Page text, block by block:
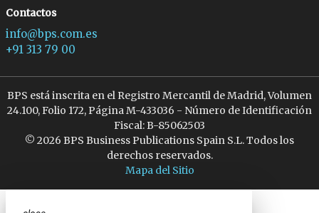
Contactos
info@bps.com.es
+91 313 79 00
BPS está inscrita en el Registro Mercantil de Madrid, Volumen
24.100, Folio 172, Página M-433036 - Número de Identificación
Fiscal: B-85062503
© 2026 BPS Business Publications Spain S.L. Todos los
derechos reservados.
Mapa del Sitio